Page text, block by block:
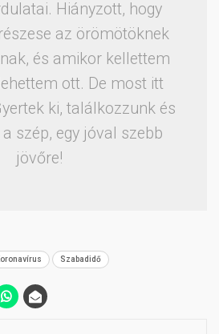
Hiányzott, hogy
az örömötöknek
és amikor kellettem
ott. De most itt
ki, találkozzunk és
szép, egy jóval szebb
jövőre!
Szabadidő